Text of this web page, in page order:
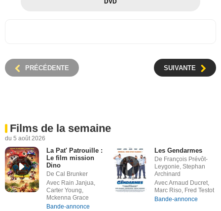
DVD
PRÉCÉDENTE SUIVANTE
Films de la semaine
du 5 août 2026
La Pat' Patrouille :
Le film mission
Dino
De Cal Brunker
Avec Rain Janjua,
Carter Young,
Mckenna Grace
Bande-annonce
Les Gendarmes
De François Prévôt-
Leygonie, Stephan
Archinard
Avec Arnaud Ducret,
Marc Riso, Fred Testot
Bande-annonce